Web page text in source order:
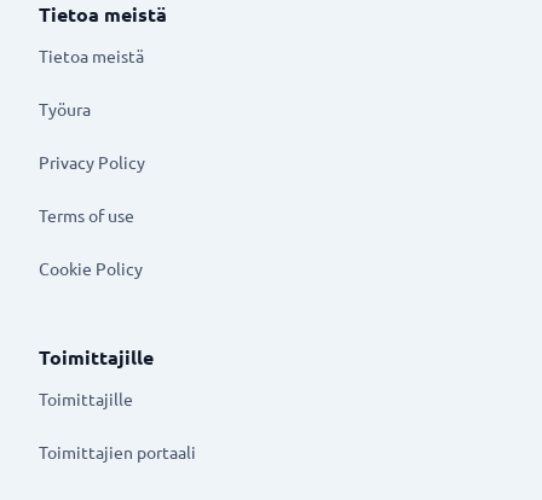
Tietoa meistä
Tietoa meistä
Työura
Privacy Policy
Terms of use
Cookie Policy
Toimittajille
Toimittajille
Toimittajien portaali